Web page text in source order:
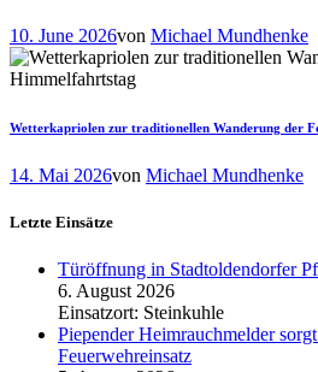
10. June 2026von Michael Mundhenke
Wetterkapriolen zur traditionellen Wanderung der
14. Mai 2026von Michael Mundhenke
Letzte Einsätze
Türöffnung in Stadtoldendorfer
6. August 2026
Einsatzort: Steinkuhle
Piepender Heimrauchmelder
Feuerwehreinsatz